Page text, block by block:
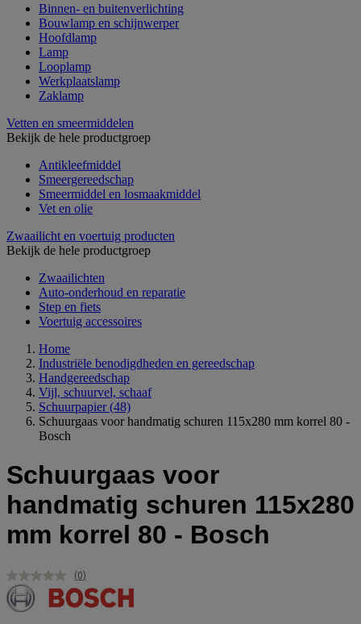
Binnen- en buitenverlichting
Bouwlamp en schijnwerper
Hoofdlamp
Lamp
Looplamp
Werkplaatslamp
Zaklamp
Vetten en smeermiddelen
Bekijk de hele productgroep
Antikleefmiddel
Smeergereedschap
Smeermiddel en losmaakmiddel
Vet en olie
Zwaailicht en voertuig producten
Bekijk de hele productgroep
Zwaailichten
Auto-onderhoud en reparatie
Step en fiets
Voertuig accessoires
Home
Industriële benodigdheden en gereedschap
Handgereedschap
Vijl, schuurvel, schaaf
Schuurpapier (48)
Schuurgaas voor handmatig schuren 115x280 mm korrel 80 -
Bosch
Schuurgaas voor
handmatig schuren 115x280
mm korrel 80 - Bosch
Geen
scorewaarde.
Dezelfde
(0)